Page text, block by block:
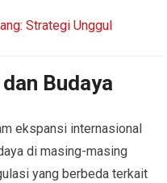
Strategi Unggul
Budaya
ekspansi internasional
di masing-masing
yang berbeda terkait